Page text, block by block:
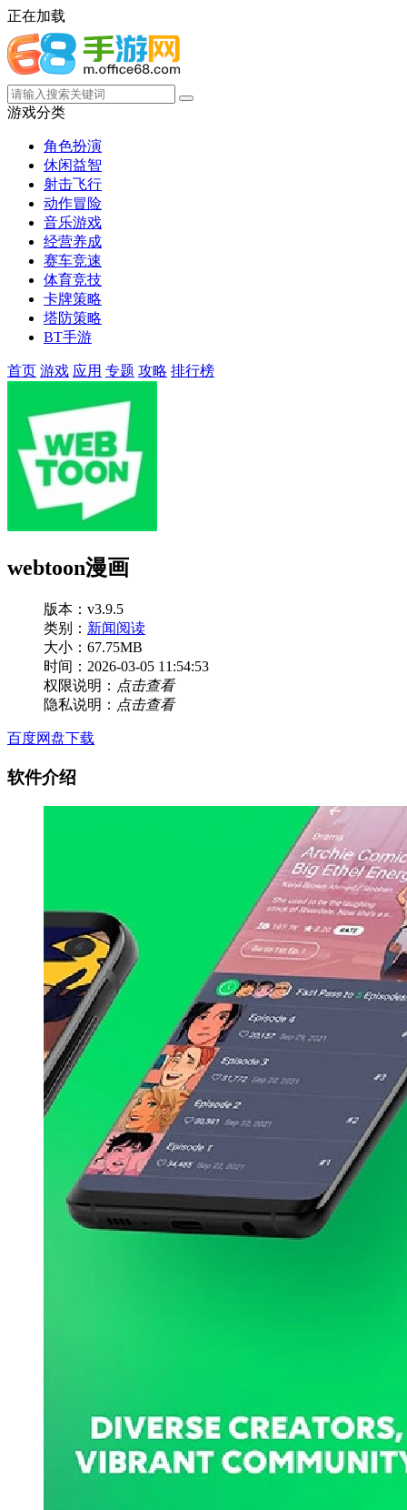
正在加载
游戏分类
角色扮演
休闲益智
射击飞行
动作冒险
音乐游戏
经营养成
赛车竞速
体育竞技
卡牌策略
塔防策略
BT手游
首页 游戏 应用 专题 攻略 排行榜
webtoon漫画
版本：v3.9.5
类别： 新闻阅读
大小：67.75MB
时间：2026-03-05 11:54:53
权限说明： 点击查看
隐私说明： 点击查看
百度网盘下载
软件介绍